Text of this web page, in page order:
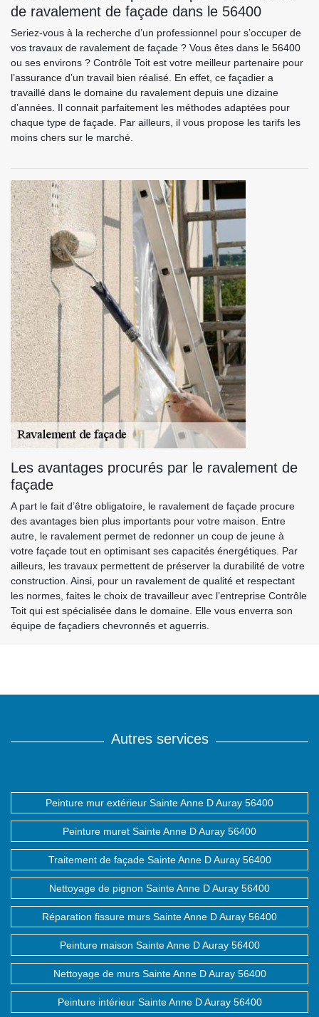
de ravalement de façade dans le 56400
Seriez-vous à la recherche d’un professionnel pour s’occuper de
vos travaux de ravalement de façade ? Vous êtes dans le 56400
ou ses environs ? Contrôle Toit est votre meilleur partenaire pour
l’assurance d’un travail bien réalisé. En effet, ce façadier a
travaillé dans le domaine du ravalement depuis une dizaine
d’années. Il connait parfaitement les méthodes adaptées pour
chaque type de façade. Par ailleurs, il vous propose les tarifs les
moins chers sur le marché.
Les avantages procurés par le ravalement de
façade
A part le fait d’être obligatoire, le ravalement de façade procure
des avantages bien plus importants pour votre maison. Entre
autre, le ravalement permet de redonner un coup de jeune à
votre façade tout en optimisant ses capacités énergétiques. Par
ailleurs, les travaux permettent de préserver la durabilité de votre
construction. Ainsi, pour un ravalement de qualité et respectant
les normes, faites le choix de travailleur avec l’entreprise Contrôle
Toit qui est spécialisée dans le domaine. Elle vous enverra son
équipe de façadiers chevronnés et aguerris.
Autres services
Peinture mur extérieur Sainte Anne D Auray 56400
Peinture muret Sainte Anne D Auray 56400
Traitement de façade Sainte Anne D Auray 56400
Nettoyage de pignon Sainte Anne D Auray 56400
Réparation fissure murs Sainte Anne D Auray 56400
Peinture maison Sainte Anne D Auray 56400
Nettoyage de murs Sainte Anne D Auray 56400
Peinture intérieur Sainte Anne D Auray 56400